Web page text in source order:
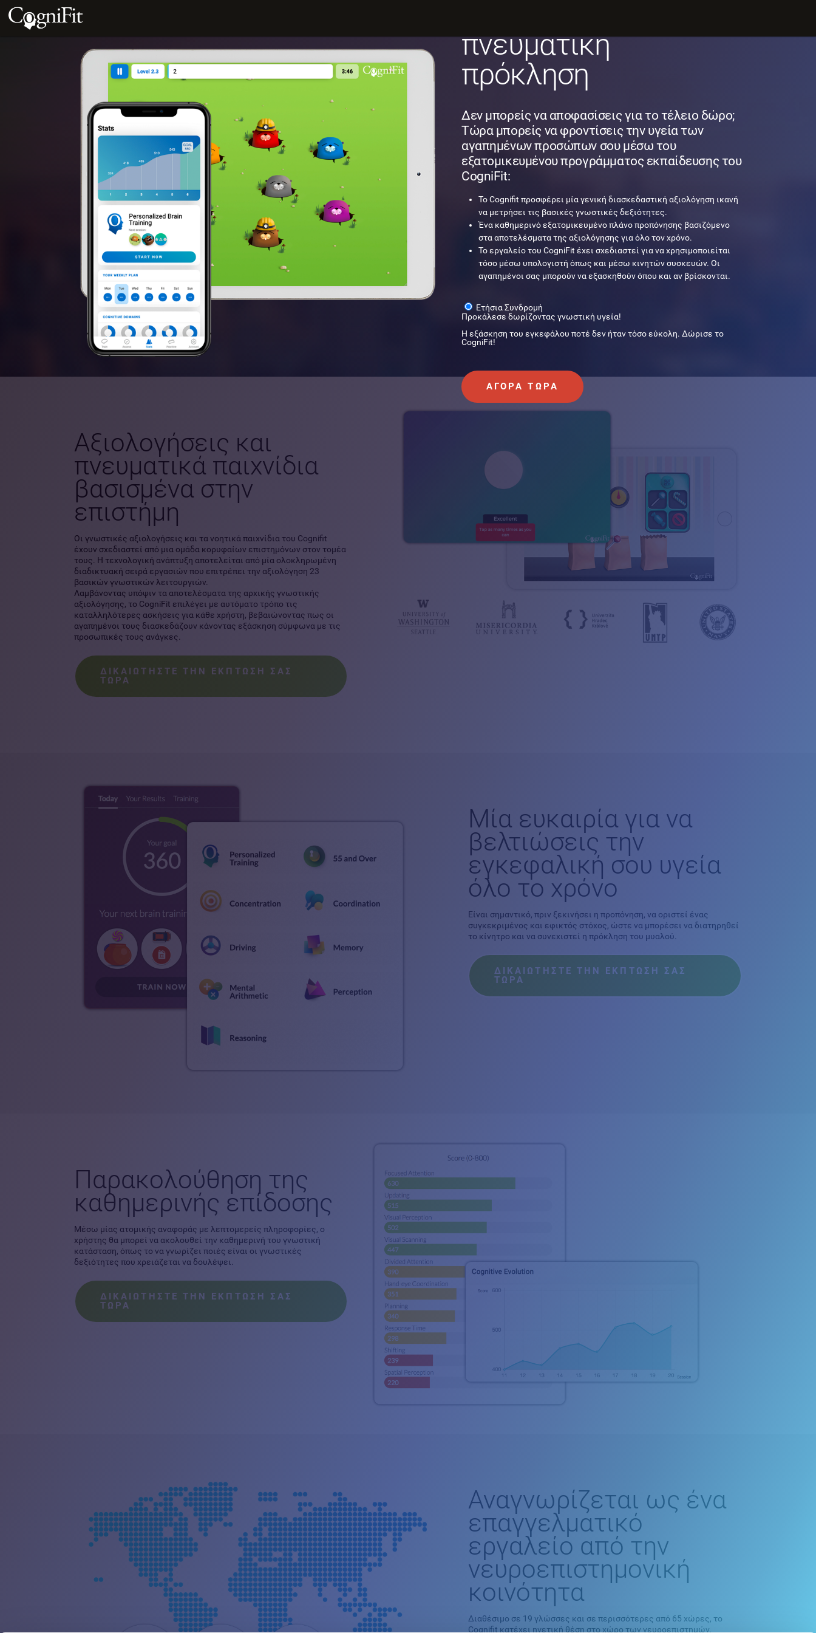
πνευματική
πρόκληση
Δεν μπορείς να αποφασίσεις για το τέλειο δώρο;
Τώρα μπορείς να φροντίσεις την υγεία των
αγαπημένων προσώπων σου μέσω του
εξατομικευμένου προγράμματος εκπαίδευσης του
CogniFit:
Το Cognifit προσφέρει μία γενική διασκεδαστική αξιολόγηση ικανή
να μετρήσει τις βασικές γνωστικές δεξιότητες.
Ένα καθημερινό εξατομικευμένο πλάνο προπόνησης βασιζόμενο
στα αποτελέσματα της αξιολόγησης για όλο τον χρόνο.
Το εργαλείο του CogniFit έχει σχεδιαστεί για να χρησιμοποιείται
τόσο μέσω υπολογιστή όπως και μέσω κινητών συσκευών. Οι
αγαπημένοι σας μπορούν να εξασκηθούν όπου και αν βρίσκονται.
Ετήσια Συνδρομή
Προκάλεσε δωρίζοντας γνωστική υγεία!
Η εξάσκηση του εγκεφάλου ποτέ δεν ήταν τόσο εύκολη. Δώρισε το
CogniFit!
ΑΓΟΡΆ ΤΏΡΑ
Αξιολογήσεις και
πνευματικά παιχνίδια
βασισμένα στην
επιστήμη
Οι γνωστικές αξιολογήσεις και τα νοητικά παιχνίδια του Cognifit
έχουν σχεδιαστεί από μια ομάδα κορυφαίων επιστημόνων στον τομέα
τους. Η τεχνολογική ανάπτυξη αποτελείται από μία ολοκληρωμένη
διαδικτυακή σειρά εργασιών που επιτρέπει την αξιολόγηση 23
βασικών γνωστικών λειτουργιών.
Λαμβάνοντας υπόψιν τα αποτελέσματα της αρχικής γνωστικής
αξιολόγησης, το CogniFit επιλέγει με αυτόματο τρόπο τις
καταλληλότερες ασκήσεις για κάθε χρήστη, βεβαιώνοντας πως οι
αγαπημένοι τους διασκεδάζουν κάνοντας εξάσκηση σύμφωνα με τις
προσωπικές τους ανάγκες.
ΔΙΚΑΙΩΤΗΣΤΕ ΤΗΝ ΕΚΠΤΩΣΗ ΣΑΣ
ΤΩΡΑ
Μία ευκαιρία για να
βελτιώσεις την
εγκεφαλική σου υγεία
όλο το χρόνο
Είναι σημαντικό, πριν ξεκινήσει η προπόνηση, να οριστεί ένας
συγκεκριμένος και εφικτός στόχος, ώστε να μπορέσει να διατηρηθεί
το κίνητρο και να συνεχιστεί η πρόκληση του μυαλού.
ΔΙΚΑΙΩΤΗΣΤΕ ΤΗΝ ΕΚΠΤΩΣΗ ΣΑΣ
ΤΩΡΑ
Παρακολούθηση της
καθημερινής επίδοσης
Μέσω μίας ατομικής αναφοράς με λεπτομερείς πληροφορίες, ο
χρήστης θα μπορεί να ακολουθεί την καθημερινή του γνωστική
κατάσταση, όπως το να γνωρίζει ποιές είναι οι γνωστικές
δεξιότητες που χρειάζεται να δουλέψει.
ΔΙΚΑΙΩΤΗΣΤΕ ΤΗΝ ΕΚΠΤΩΣΗ ΣΑΣ
ΤΩΡΑ
Αναγνωρίζεται ως ένα
επαγγελματικό
εργαλείο από την
νευροεπιστημονική
κοινότητα
Διαθέσιμο σε 19 γλώσσες και σε περισσότερες από 65 χώρες, το
Cognifit κατέχει ηγετική θέση στο χώρο των νευροεπιστημών.